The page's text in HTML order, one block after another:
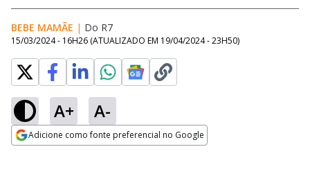
BEBE MAMÃE | Do R7
15/03/2024 - 16H26 (ATUALIZADO EM 19/04/2024 - 23H50)
A+ A-
Adicione como fonte preferencial no Google